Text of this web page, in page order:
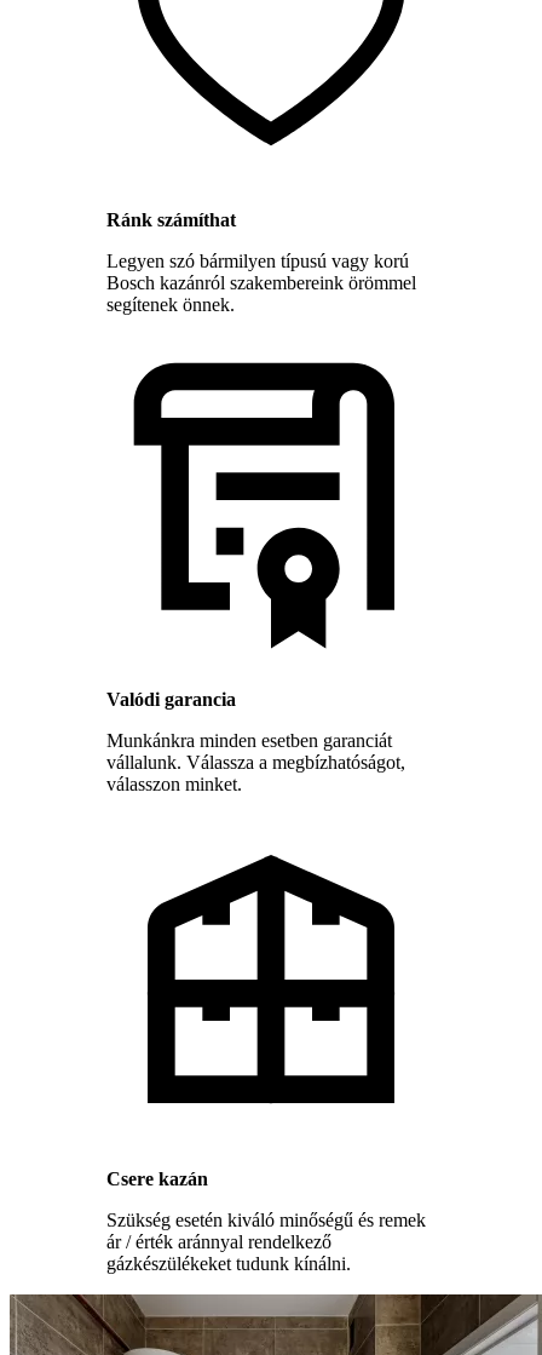
Ránk számíthat
Legyen szó bármilyen típusú vagy korú
Bosch kazánról szakembereink örömmel
segítenek önnek.
Valódi garancia
Munkánkra minden esetben garanciát
vállalunk. Válassza a megbízhatóságot,
válasszon minket.
Csere kazán
Szükség esetén kiváló minőségű és remek
ár / érték aránnyal rendelkező
gázkészülékeket tudunk kínálni.